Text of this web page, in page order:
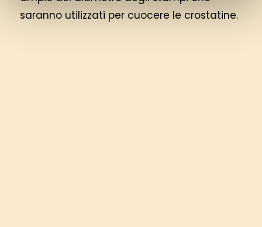
saranno utilizzati per cuocere le crostatine.